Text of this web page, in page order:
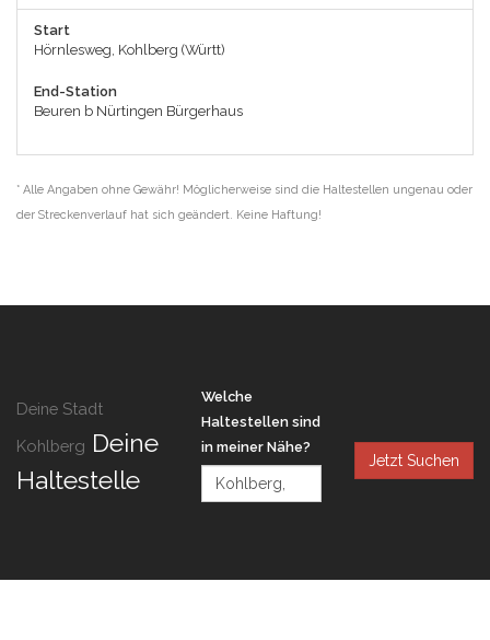
Start
Hörnlesweg, Kohlberg (Württ)
End-Station
Beuren b Nürtingen Bürgerhaus
* Alle Angaben ohne Gewähr! Möglicherweise sind die Haltestellen ungenau oder
der Streckenverlauf hat sich geändert. Keine Haftung!
Deine Stadt
Kohlberg Deine
Haltestelle
Welche
Haltestellen sind
in meiner Nähe?
Jetzt Suchen